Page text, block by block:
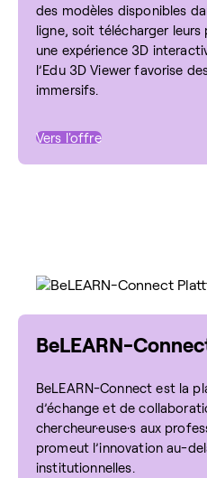
des modèles disponibles
ligne, soit télécharger leurs
une expérience 3D
l’Edu 3D Viewer favorise
immersifs.
Vers l'offre
BeLEARN-
BeLEARN-Connect est la
d’échange et de
chercheur·euse·s aux
promeut l’innovation au-
institutionnelles.